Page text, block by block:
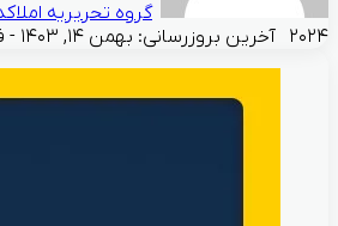
گروه تحریریه
۲۰۲۴
آخرین بروزرسانی: بهمن ۱۴, ۱۴۰۳ - فوریه ۲, ۲۰۲۵